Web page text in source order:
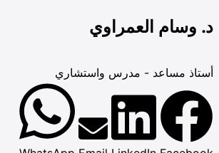
د. وسام العمراوي
أستاذ مساعد - مدرس واستشاري